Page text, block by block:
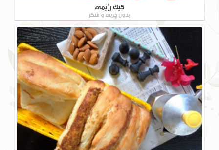
کیک رژیمی
بدون چربی و شکر